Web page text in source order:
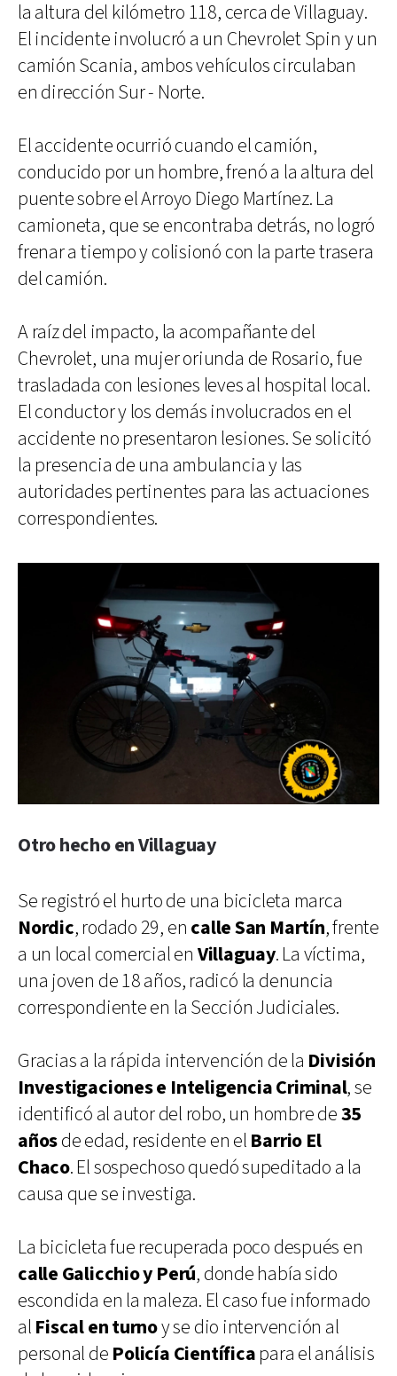
la altura del kilómetro 118, cerca de Villaguay.
El incidente involucró a un Chevrolet Spin y un
camión Scania, ambos vehículos circulaban
en dirección Sur - Norte.
El accidente ocurrió cuando el camión,
conducido por un hombre, frenó a la altura del
puente sobre el Arroyo Diego Martínez. La
camioneta, que se encontraba detrás, no logró
frenar a tiempo y colisionó con la parte trasera
del camión.
A raíz del impacto, la acompañante del
Chevrolet, una mujer oriunda de Rosario, fue
trasladada con lesiones leves al hospital local.
El conductor y los demás involucrados en el
accidente no presentaron lesiones. Se solicitó
la presencia de una ambulancia y las
autoridades pertinentes para las actuaciones
correspondientes.
Otro hecho en Villaguay
Se registró el hurto de una bicicleta marca
Nordic, rodado 29, en calle San Martín, frente
a un local comercial en Villaguay. La víctima,
una joven de 18 años, radicó la denuncia
correspondiente en la Sección Judiciales.
Gracias a la rápida intervención de la División
Investigaciones e Inteligencia Criminal, se
identificó al autor del robo, un hombre de35
añosde edad, residente en el Barrio El
Chaco. El sospechoso quedó supeditado a la
causa que se investiga.
La bicicleta fue recuperada poco después en
calle Galicchio y Perú, donde había sido
escondida en la maleza. El caso fue informado
al Fiscal en turnoy se dio intervención al
personal de Policía Científicapara el análisis